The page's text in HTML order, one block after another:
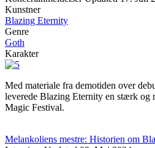
Kunstner
Blazing Eternity
Genre
Goth
Karakter
Med materiale fra demotiden over
leverede Blazing Eternity en stærk og
Magic Festival.
Melankoliens mestre: Historien om